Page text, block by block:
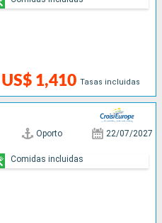
US$ 1,410 Tasas incluidas
Oporto 22/07/2027
Comidas incluidas